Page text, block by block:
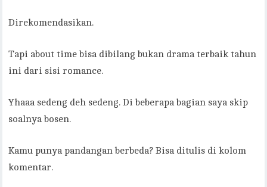
Direkomendasikan.
Tapi about time bisa dibilang bukan drama terbaik tahun
ini dari sisi romance.
Yhaaa sedeng deh sedeng. Di beberapa bagian saya skip
soalnya bosen.
Kamu punya pandangan berbeda? Bisa ditulis di kolom
komentar.